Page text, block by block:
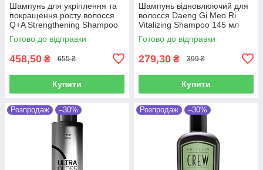
Шампунь для укріплення та
покращення росту волосся
Q+A Strengthening Shampoo
250 мл
Готово до відправки
458,50 ₴ 655 ₴
Купити
Шампунь відновлюючий для
волосся Daeng Gi Meo Ri
Vitalizing Shampoo 145 мл
Готово до відправки
279,30 ₴ 399 ₴
Купити
Розпродаж –30% Розпродаж –30%